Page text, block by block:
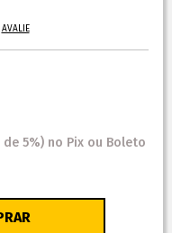
AVALIE
de 5%) no Pix ou Boleto